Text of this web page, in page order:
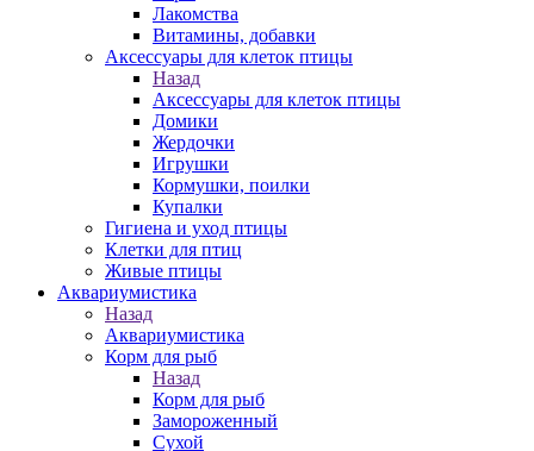
Лакомства
Витамины, добавки
Аксессуары для клеток птицы
Назад
Аксессуары для клеток птицы
Домики
Жердочки
Игрушки
Кормушки, поилки
Купалки
Гигиена и уход птицы
Клетки для птиц
Живые птицы
Аквариумистика
Назад
Аквариумистика
Корм для рыб
Назад
Корм для рыб
Замороженный
Сухой